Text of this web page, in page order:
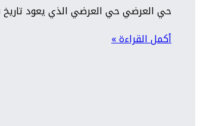
حي العرضي حي العرضي الذي يعود تاريخ
أكمل القراءة »